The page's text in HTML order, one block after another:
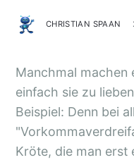
CHRISTIAN SPAAN
Manchmal machen
einfach sie zu
Beispiel: Denn bei
Kröte, die man erst